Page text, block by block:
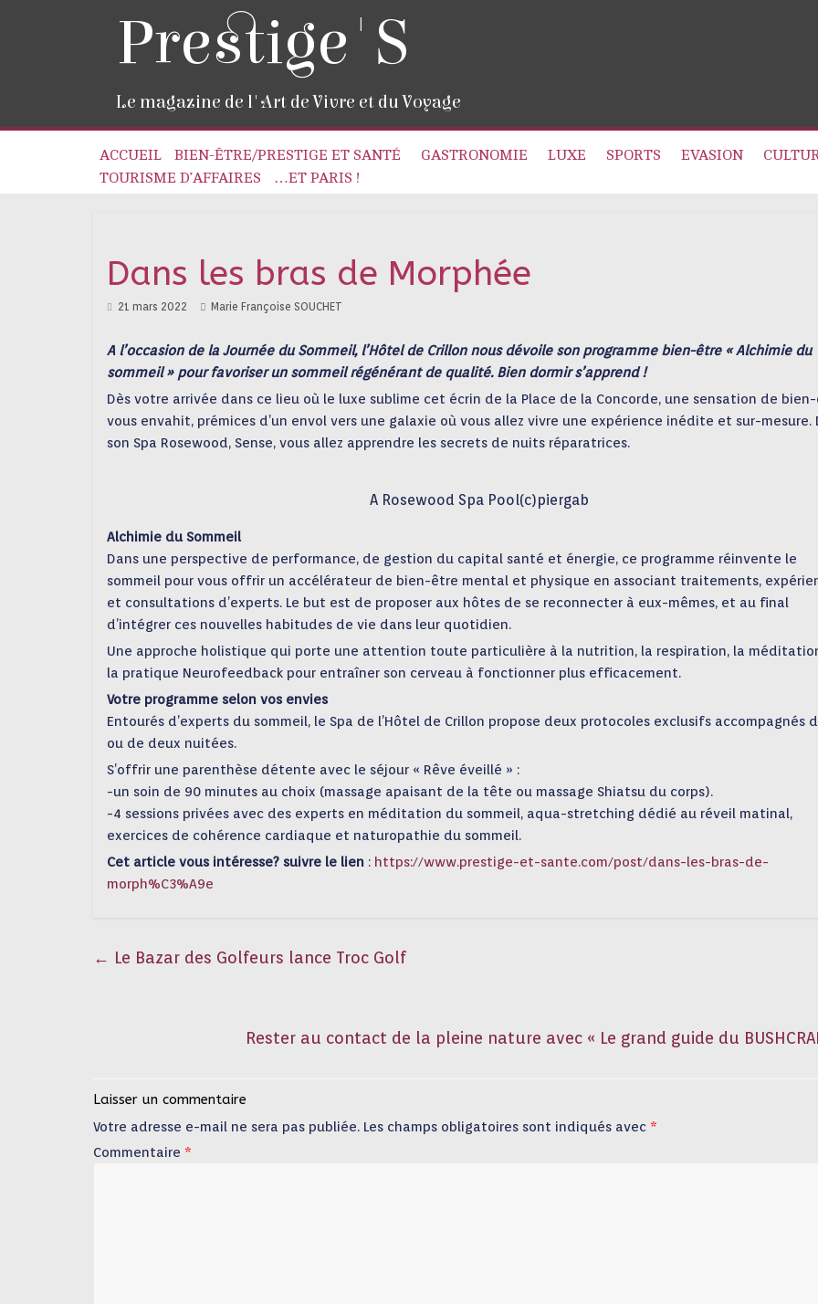
Prestige'S
Le magazine de l'Art de Vivre et du Voyage
ACCUEIL BIEN-ÊTRE/PRESTIGE ET SANTÉ GASTRONOMIE LUXE SPORTS EVASION
TOURISME D’AFFAIRES
…ET PARIS !
Dans les bras de Morphée
21 mars 2022 Marie Françoise SOUCHET
A l’occasion de la Journée du Sommeil, l’Hôtel de Crillon nous dévoile son programme bien-être « Alchimie du
sommeil » pour favoriser un sommeil régénérant de qualité. Bien dormir s’apprend !
Dès votre arrivée dans ce lieu où le luxe sublime cet écrin de la Place de la Concorde, une sensation de
vous envahit, prémices d’un envol vers une galaxie où vous allez vivre une expérience inédite et sur-mesure.
son Spa Rosewood, Sense, vous allez apprendre les secrets de nuits réparatrices.
A Rosewood Spa Pool(c)piergab
Alchimie du Sommeil
Dans une perspective de performance, de gestion du capital santé et énergie, ce programme réinvente le
sommeil pour vous offrir un accélérateur de bien-être mental et physique en associant traitements,
et consultations d’experts. Le but est de proposer aux hôtes de se reconnecter à eux-mêmes, et au final
d’intégrer ces nouvelles habitudes de vie dans leur quotidien.
Une approche holistique qui porte une attention toute particulière à la nutrition, la respiration, la
la pratique Neurofeedback pour entraîner son cerveau à fonctionner plus efficacement.
Votre programme selon vos envies
Entourés d’experts du sommeil, le Spa de l’Hôtel de Crillon propose deux protocoles exclusifs accompagnés
ou de deux nuitées.
S’offrir une parenthèse détente avec le séjour « Rêve éveillé » :
-un soin de 90 minutes au choix (massage apaisant de la tête ou massage Shiatsu du corps).
-4 sessions privées avec des experts en méditation du sommeil, aqua-stretching dédié au réveil matinal,
exercices de cohérence cardiaque et naturopathie du sommeil.
Cet article vous intéresse? suivre le lien : https://www.prestige-et-sante.com/post/dans-les-bras-de-
morph%C3%A9e
← Le Bazar des Golfeurs lance Troc Golf
Rester au contact de la pleine nature avec « Le grand guide du
Laisser un commentaire
Votre adresse e-mail ne sera pas publiée. Les champs obligatoires sont indiqués avec *
Commentaire *